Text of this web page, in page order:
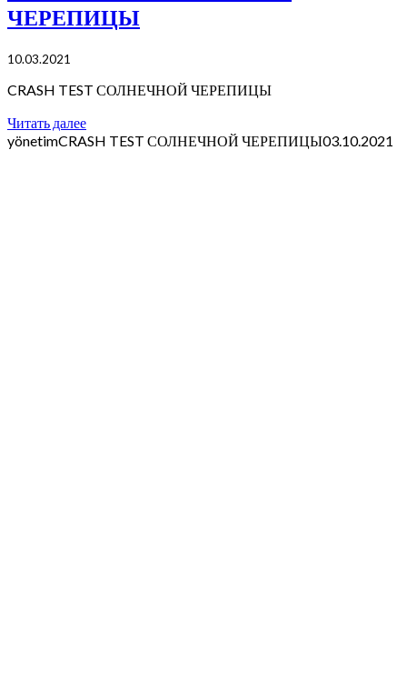
ЧЕРЕПИЦЫ
10.03.2021
CRASH TEST СОЛНЕЧНОЙ ЧЕРЕПИЦЫ
Читать далее
yönetimCRASH TEST СОЛНЕЧНОЙ ЧЕРЕПИЦЫ03.10.2021